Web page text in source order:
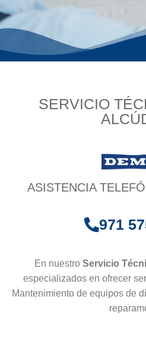
SERVICIO
ASISTENCIA
971
En nuestro Servicio
especializados en ofrecer
Mantenimiento de equipos de